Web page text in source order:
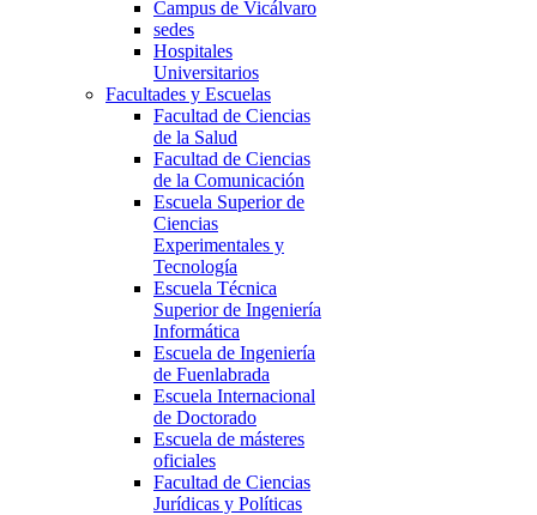
Campus de Vicálvaro
sedes
Hospitales
Universitarios
Facultades y Escuelas
Facultad de Ciencias
de la Salud
Facultad de Ciencias
de la Comunicación
Escuela Superior de
Ciencias
Experimentales y
Tecnología
Escuela Técnica
Superior de Ingeniería
Informática
Escuela de Ingeniería
de Fuenlabrada
Escuela Internacional
de Doctorado
Escuela de másteres
oficiales
Facultad de Ciencias
Jurídicas y Políticas